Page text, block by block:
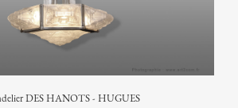
DES HANOTS - HUGUES